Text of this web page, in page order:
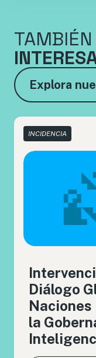
TAMBIÉN
Explora
INCIDENCIA
Diálogo
Naciones
la